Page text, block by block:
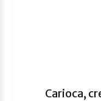
Carioca,